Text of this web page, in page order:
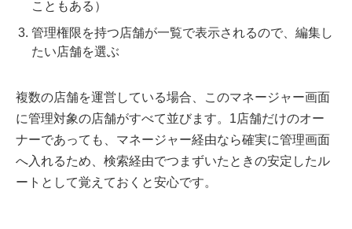
こともある）
管理権限を持つ店舗が一覧で表示されるので、編集し
たい店舗を選ぶ
複数の店舗を運営している場合、このマネージャー画面
に管理対象の店舗がすべて並びます。1店舗だけのオー
ナーであっても、マネージャー経由なら確実に管理画面
へ入れるため、検索経由でつまずいたときの安定したル
ートとして覚えておくと安心です。